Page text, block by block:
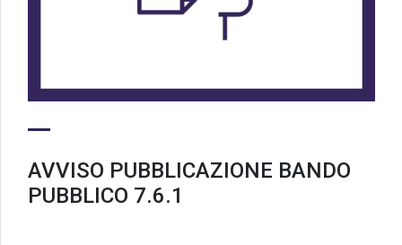
AVVISO PUBBLICAZIONE BANDO
PUBBLICO 7.6.1